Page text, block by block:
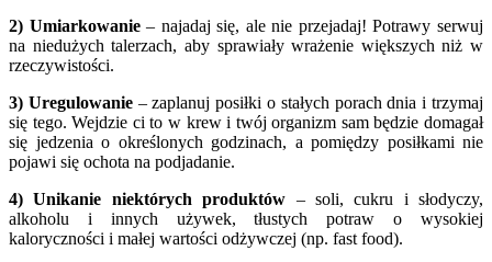
2) Umiarkowanie– najadaj się, ale nie przejadaj! Potrawy serwuj
na niedużych talerzach, aby sprawiały wrażenie większych niż w
rzeczywistości.
3) Uregulowanie– zaplanuj posiłki o stałych porach dnia i trzymaj
się tego. Wejdzie ci to w krew i twój organizm sam będzie domagał
się jedzenia o określonych godzinach, a pomiędzy posiłkami nie
pojawi się ochota na podjadanie.
4) Unikanie niektórych produktów – soli, cukru i słodyczy,
alkoholu i innych używek, tłustych potraw o wysokiej
kaloryczności i małej wartości odżywczej (np. fast food).